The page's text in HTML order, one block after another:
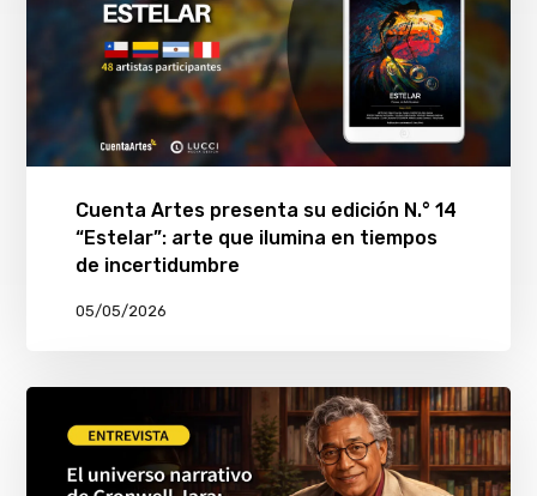
Cuenta Artes presenta su edición N.° 14
“Estelar”: arte que ilumina en tiempos
de incertidumbre
05/05/2026